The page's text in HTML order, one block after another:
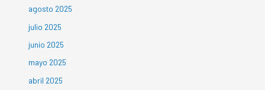
agosto 2025
julio 2025
junio 2025
mayo 2025
abril 2025